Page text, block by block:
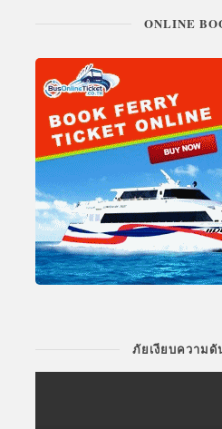
ONLINE
ภัยเงียบความ